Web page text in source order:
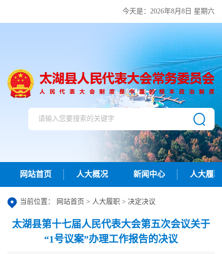
今天是： 2026年8月8日 星期六
网站首页 人大概况 新闻中心 人大履职
当前位置： 网站首页 > 人大履职 > 决定决议
太湖县第十七届人民代表大会第五次会议关于
“1号议案”办理工作报告的决议